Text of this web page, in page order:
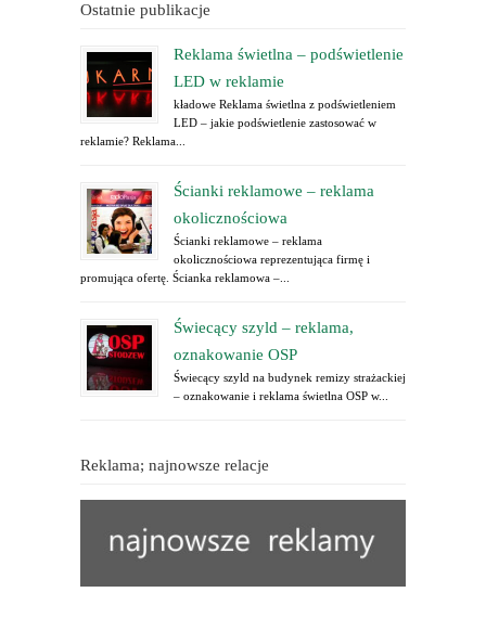
Ostatnie publikacje
Reklama świetlna – podświetlenie
LED w reklamie
kładowe Reklama świetlna z podświetleniem
LED – jakie podświetlenie zastosować w
reklamie? Reklama...
Ścianki reklamowe – reklama
okolicznościowa
Ścianki reklamowe – reklama
okolicznościowa reprezentująca firmę i
promująca ofertę. Ścianka reklamowa –...
Świecący szyld – reklama,
oznakowanie OSP
Świecący szyld na budynek remizy strażackiej
– oznakowanie i reklama świetlna OSP w...
Reklama; najnowsze relacje